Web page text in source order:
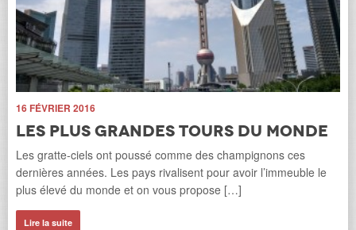
16 FÉVRIER 2016
Les plus grandes tours du monde
Les gratte-ciels ont poussé comme des champignons ces
dernières années. Les pays rivalisent pour avoir l’immeuble le
plus élevé du monde et on vous propose […]
Lire la suite